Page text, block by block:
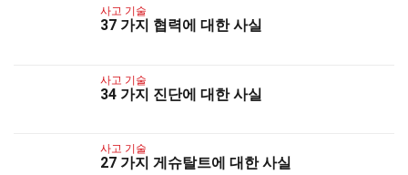
사고 기술
37 가지 협력에 대한 사실
사고 기술
34 가지 진단에 대한 사실
사고 기술
27 가지 게슈탈트에 대한 사실